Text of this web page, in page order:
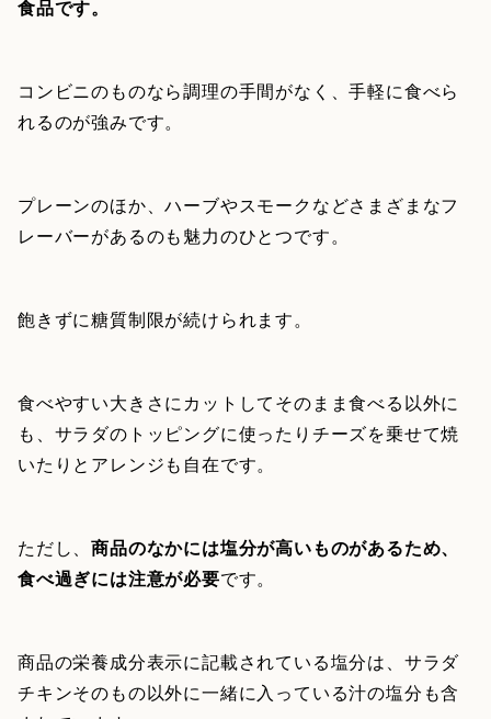
食品です。
コンビニのものなら調理の手間がなく、手軽に食べら
れるのが強みです。
プレーンのほか、ハーブやスモークなどさまざまなフ
レーバーがあるのも魅力のひとつです。
飽きずに糖質制限が続けられます。
食べやすい大きさにカットしてそのまま食べる以外に
も、サラダのトッピングに使ったりチーズを乗せて焼
いたりとアレンジも自在です。
ただし、商品のなかには塩分が高いものがあるため、
食べ過ぎには注意が必要です。
商品の栄養成分表示に記載されている塩分は、サラダ
チキンそのもの以外に一緒に入っている汁の塩分も含